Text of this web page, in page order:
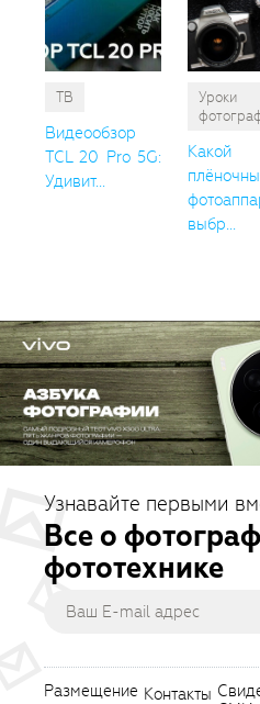
ТВ
Видеообзор
TCL 20 Pro 5G:
Удивит...
Уроки
Какой
выбр...
Узнавайте первыми
Все о
фототехнике
Размещение Контакты